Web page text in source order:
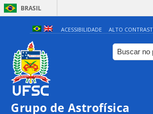
BRASIL
ACESSIBILIDADE ALTO
Grupo de Astrofísica